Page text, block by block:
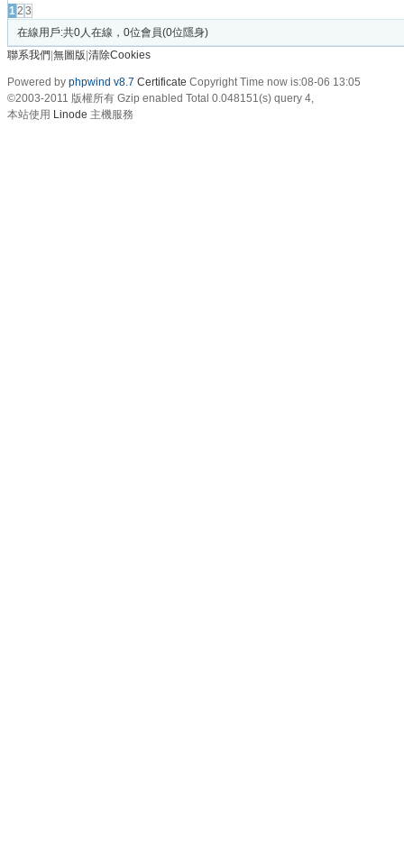
12 3
在線用戶:共0人在線，0位會員(0位隱身)
聯系我們|無圖版|清除Cookies
Powered by phpwind v8.7 Certificate Copyright Time now is:08-06 13:05
©2003-2011 版權所有 Gzip enabled Total 0.048151(s) query 4,
本站使用 Linode 主機服務